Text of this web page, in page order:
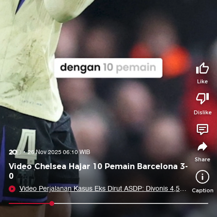
Like
Dislike
Share
Caption
26 Nov 2025 06:10 WIB
Video Chelsea Hajar 10 Pemain Barcelona 3-
0
Video Perjalanan Kasus Eks Dirut ASDP: Divonis 4,5
Tahun hingga Dapat Rehabilitasi Prabowo
Share to
Facebook X Telegram
Copy Link
Suka video ini?
Login untuk menyampaikan pendapat.
Tidak suka video ini?
Login untuk menyampaikan pendapat.